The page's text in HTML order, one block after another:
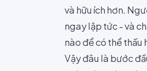
và hữu ích hơn.
ngay lập tức - và
nào để có thể thấu
Vậy đâu là bước